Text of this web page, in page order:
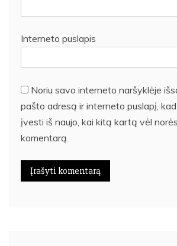
Interneto puslapis
Noriu savo interneto naršyklėje
pašto adresą ir interneto puslapį,
įvesti iš naujo, kai kitą kartą vėl
komentarą.